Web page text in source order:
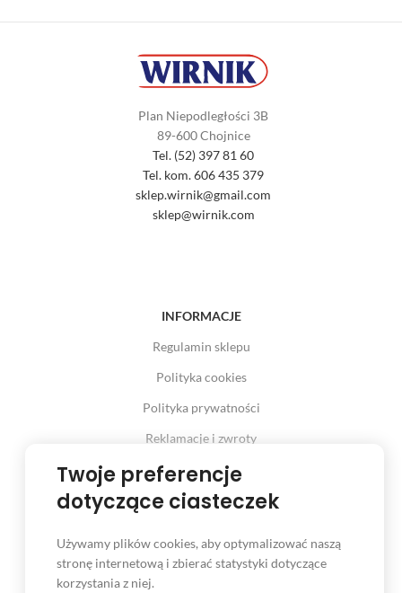
Plan Niepodległości 3B
89-600 Chojnice
Tel. (52) 397 81 60
Tel. kom. 606 435 379
sklep.wirnik@gmail.com
sklep@wirnik.com
INFORMACJE
Regulamin sklepu
Polityka cookies
Polityka prywatności
Reklamacje i zwroty
Prawo odstąpienia od umowy
INFORMACJE
Twoje preferencje
dotyczące ciasteczek
Używamy plików cookies, aby optymalizować naszą
stronę internetową i zbierać statystyki dotyczące
korzystania z niej.